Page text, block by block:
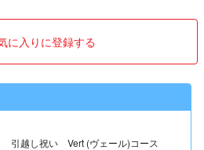
に入りに登録する
引越し祝い Vert (ヴェール)コース